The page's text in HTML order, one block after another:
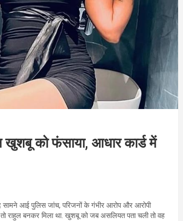
खुशबू को फंसाया, आधार कार्ड में
सामने आई पुलिस जांच, परिजनों के गंभीर आरोप और आरोपी
राहुल बनकर मिला था. खुशबू को जब असलियत पता चली तो वह